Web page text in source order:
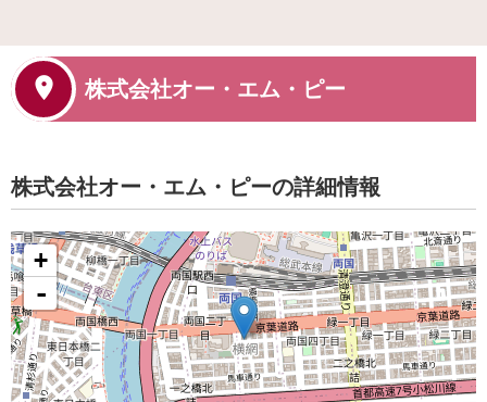
株式会社オー・エム・ピー
株式会社オー・エム・ピーの詳細情報
+
-